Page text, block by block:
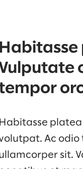
Habitasse
Ac odio
sit.